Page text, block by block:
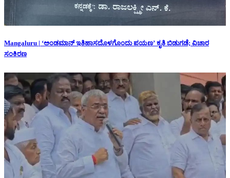
Mangaluru | ‘ಅಂಡಮಾನ್ ಇತಿಹಾಸದೊಳಗೊಂದು ಪಯಣ’ ಕೃತಿ ಬಿಡುಗಡೆ; ವಿಚಾರ
ಸಂಕಿರಣ